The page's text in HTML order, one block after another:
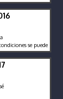
se puede